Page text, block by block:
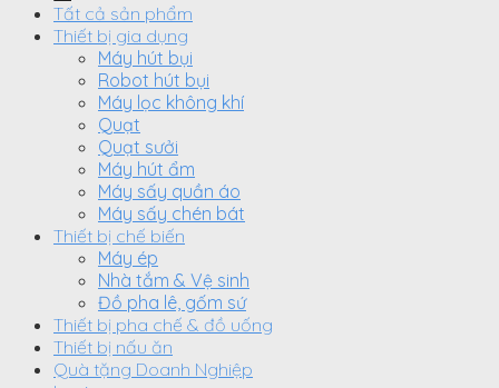
Tất cả sản phẩm
Thiết bị gia dụng
Máy hút bụi
Robot hút bụi
Máy lọc không khí
Quạt
Quạt sưởi
Máy hút ẩm
Máy sấy quần áo
Máy sấy chén bát
Thiết bị chế biến
Máy ép
Nhà tắm & Vệ sinh
Đồ pha lê, gốm sứ
Thiết bị pha chế & đồ uống
Thiết bị nấu ăn
Quà tặng Doanh Nghiệp